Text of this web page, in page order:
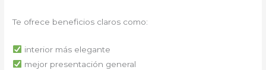
Te ofrece beneficios claros como:
interior más elegante
mejor presentación general